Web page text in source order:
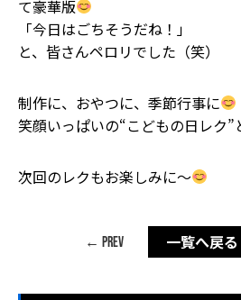
て豪華版
「今日はごちそうだね！」
と、皆さんペロリでした（笑）
制作に、おやつに、季節行事に
笑顔いっぱいの“こどもの日レク
次回のレクもお楽しみに〜
← PREV 一覧へ戻る